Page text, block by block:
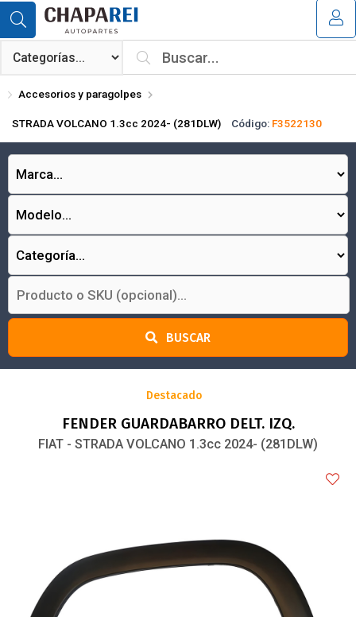
Compartir por email
¿Tienes cupón de descuento?
Accesorios y paragolpes
STRADA VOLCANO 1.3cc 2024- (281DLW) Código: F3522130
BUSCAR
Destacado
FENDER GUARDABARRO DELT. IZQ.
FIAT - STRADA VOLCANO 1.3cc 2024- (281DLW)